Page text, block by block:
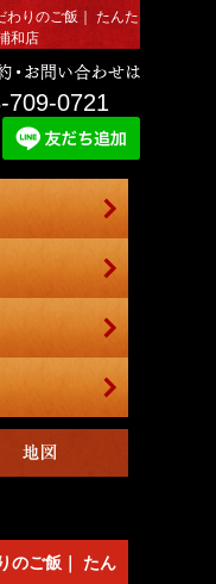
わりのご飯｜ たんた
和店
709-0721
のご飯｜ たん